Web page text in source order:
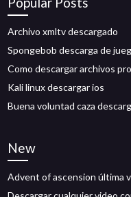
Archivo xmltv descargado
Spongebob descarga de
Como descargar archivos
Kali linux descargar ios
Buena voluntad caza
New
Advent of ascension última